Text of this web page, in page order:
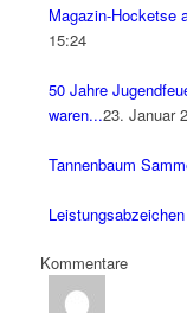
Magazin-Hocketse
15:24
50 Jahre
waren...23. Januar
Tannenbaum
Kommentare